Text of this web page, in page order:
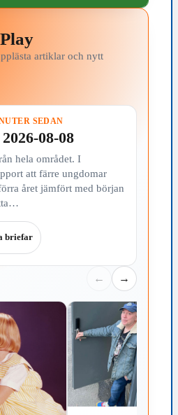
artiklar och nytt
SEDAN
08-08
hela området. I
att färre ungdomar
året jämfört med början
briefar
← →